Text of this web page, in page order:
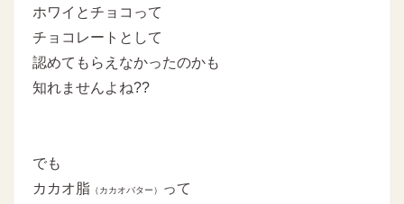
ホワイとチョコって
チョコレートとして
認めてもらえなかったのかも
知れませんよね??
でも
カカオ脂 （カカオバター）
って